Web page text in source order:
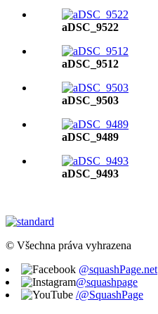
aDSC_9522
aDSC_9512
aDSC_9503
aDSC_9489
aDSC_9493
© Všechna práva vyhrazena
@squashPage.net
@squashpage
/@SquashPage